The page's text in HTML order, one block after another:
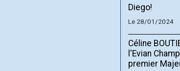
Diego!
Le 28/01/2024
Céline
l'Evian
premier